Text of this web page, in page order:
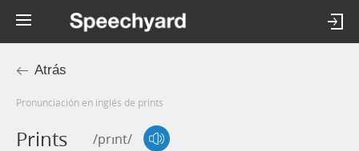
Atrás
Pronunciación en inglés de prints
Prints /prɪnt/